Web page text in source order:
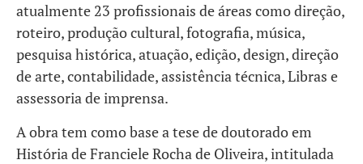
atualmente 23 profissionais de áreas como direção,
roteiro, produção cultural, fotografia, música,
pesquisa histórica, atuação, edição, design, direção
de arte, contabilidade, assistência técnica, Libras e
assessoria de imprensa.
A obra tem como base a tese de doutorado em
História de Franciele Rocha de Oliveira, intitulada